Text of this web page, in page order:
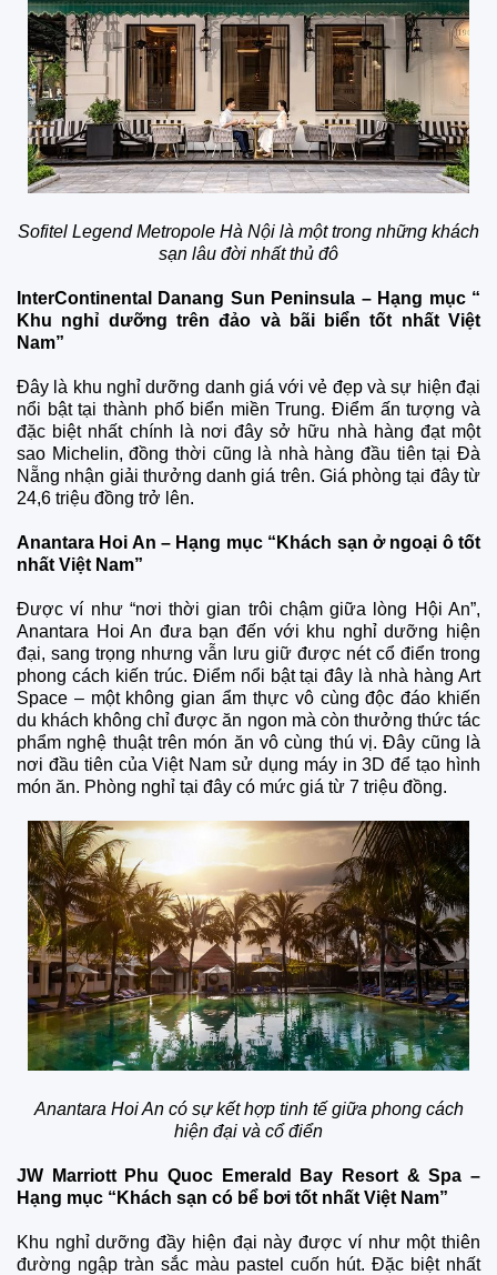
Sofitel Legend Metropole Hà Nội là một trong những khách
sạn lâu đời nhất thủ đô
InterContinental Danang Sun Peninsula – Hạng mục “
Khu nghỉ dưỡng trên đảo và bãi biển tốt nhất Việt
Nam”
Đây là khu nghỉ dưỡng danh giá với vẻ đẹp và sự hiện đại
nổi bật tại thành phố biển miền Trung. Điểm ấn tượng và
đặc biệt nhất chính là nơi đây sở hữu nhà hàng đạt một
sao Michelin, đồng thời cũng là nhà hàng đầu tiên tại Đà
Nẵng nhận giải thưởng danh giá trên. Giá phòng tại đây từ
24,6 triệu đồng trở lên.
Anantara Hoi An – Hạng mục “Khách sạn ở ngoại ô tốt
nhất Việt Nam”
Được ví như “nơi thời gian trôi chậm giữa lòng Hội An”,
Anantara Hoi An đưa bạn đến với khu nghỉ dưỡng hiện
đại, sang trọng nhưng vẫn lưu giữ được nét cổ điển trong
phong cách kiến trúc. Điểm nổi bật tại đây là nhà hàng Art
Space – một không gian ẩm thực vô cùng độc đáo khiến
du khách không chỉ được ăn ngon mà còn thưởng thức tác
phẩm nghệ thuật trên món ăn vô cùng thú vị. Đây cũng là
nơi đầu tiên của Việt Nam sử dụng máy in 3D để tạo hình
món ăn. Phòng nghỉ tại đây có mức giá từ 7 triệu đồng.
Anantara Hoi An có sự kết hợp tinh tế giữa phong cách
hiện đại và cổ điển
JW Marriott Phu Quoc Emerald Bay Resort & Spa –
Hạng mục “Khách sạn có bể bơi tốt nhất Việt Nam”
Khu nghỉ dưỡng đầy hiện đại này được ví như một thiên
đường ngập tràn sắc màu pastel cuốn hút. Đặc biệt nhất